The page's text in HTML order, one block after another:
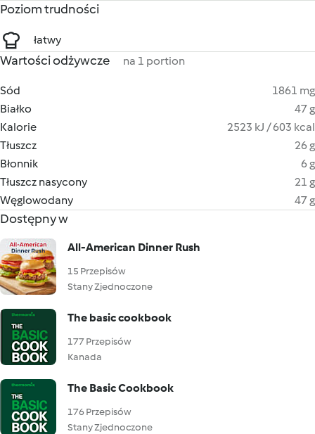
Poziom trudności
łatwy
Wartości odżywcze na 1 portion
Sód
1861 mg
Białko
47 g
Kalorie
2523 kJ / 603 kcal
Tłuszcz
26 g
Błonnik
6 g
Tłuszcz nasycony
21 g
Węglowodany
47 g
Dostępny w
All-American Dinner Rush
15 Przepisów
Stany Zjednoczone
The basic cookbook
177 Przepisów
Kanada
The Basic Cookbook
176 Przepisów
Stany Zjednoczone